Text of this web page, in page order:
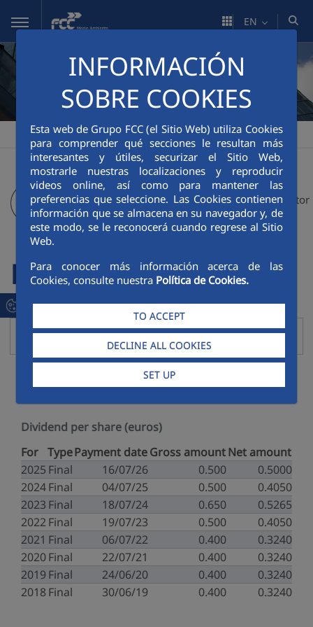
Skip to Main Content
INFORMACIÓN
SOBRE COOKIES
Esta web de Grupo FCC (el Sitio Web) utiliza Cookies
para comprender qué secciones le resultan más
interesantes y útiles, securizar el Sitio Web,
mostrarle nuestras localizaciones y reproducir
videos online, así como para mantener las
preferencias que seleccione. Las Cookies contienen
información que se almacena en su navegador y, de
este modo, se le reconocerá cuando regrese al Sitio
Web.
Para conocer más información acerca de las
Cookies, consulte nuestra Política de Cookies.
TO ACCEPT
DECLINE ALL COOKIES
SET UP
EN
FCC Medio Ambiente > Dividends
Investor Agenda Shareholder and Investor
Relations
Dividends
2019 Scrip Dividend
Expand
You will find hereafter detailed information about
the dividend evolution of the Group.
Dividend per share (euros)
For TypePayment date Gross amount Net amount
2025 Final 16/07/26 0.500
0.5000
2024Final 04/07/25 0.500
0.4050
2023 Final 18/07/24 0.650
0.5265
2022Final 19/07/23 0.500
0.4050
2021 Final 06/07/22 0.400
0.3240
2020Final 22/07/21 0.400
0.3240
2019Final 24/06/20 0.400
0.3240
2018Final 30/06/19 0.400 0.3240